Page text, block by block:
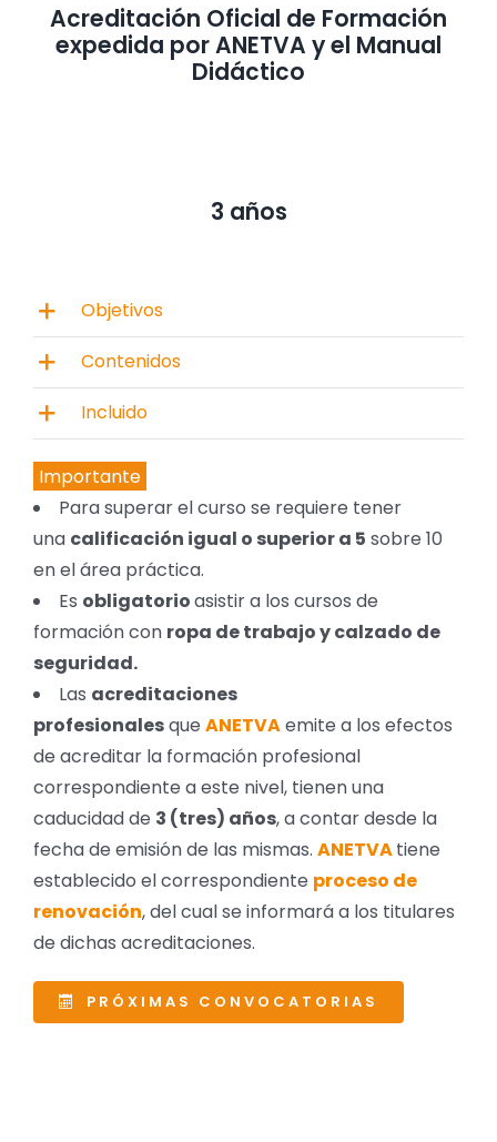
Acreditación Oficial de Formación
expedida por ANETVA y el Manual
Didáctico
3 años
Objetivos
Contenidos
Incluido
Importante
Para superar el curso se requiere tener
una calificación igual o superior a 5 sobre 10
en el área práctica.
Es obligatorioasistir a los cursos de
formación con ropa de trabajo y calzado de
seguridad.
Las acreditaciones
profesionalesque ANETVAemite a los efectos
de acreditar la formación profesional
correspondiente a este nivel, tienen una
caducidad de 3 (tres) años, a contar desde la
fecha de emisión de las mismas. ANETVAtiene
establecido el correspondiente proceso de
renovación, del cual se informará a los titulares
de dichas acreditaciones.
PRÓXIMAS CONVOCATORIAS